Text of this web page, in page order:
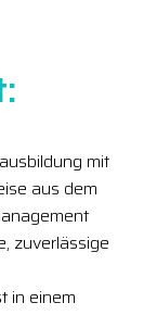
mit
aus dem
zuverlässige
in einem